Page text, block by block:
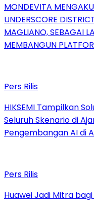
MONDEVITA
UNDERSCORE
MAGLIANO, SEBAGAI
MEMBANGUN
Pers Rilis
HIKSEMI Tampilkan
Seluruh Skenario di
Pengembangan AI di
Pers Rilis
Huawei Jadi Mitra bagi